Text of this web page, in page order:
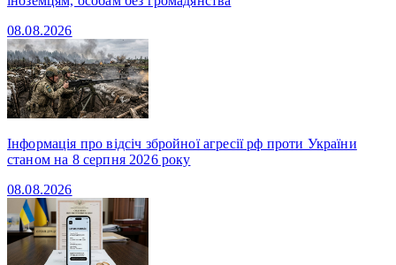
08.08.2026
Інформація про відсіч збройної агресії рф проти України
станом на 8 серпня 2026 року
08.08.2026